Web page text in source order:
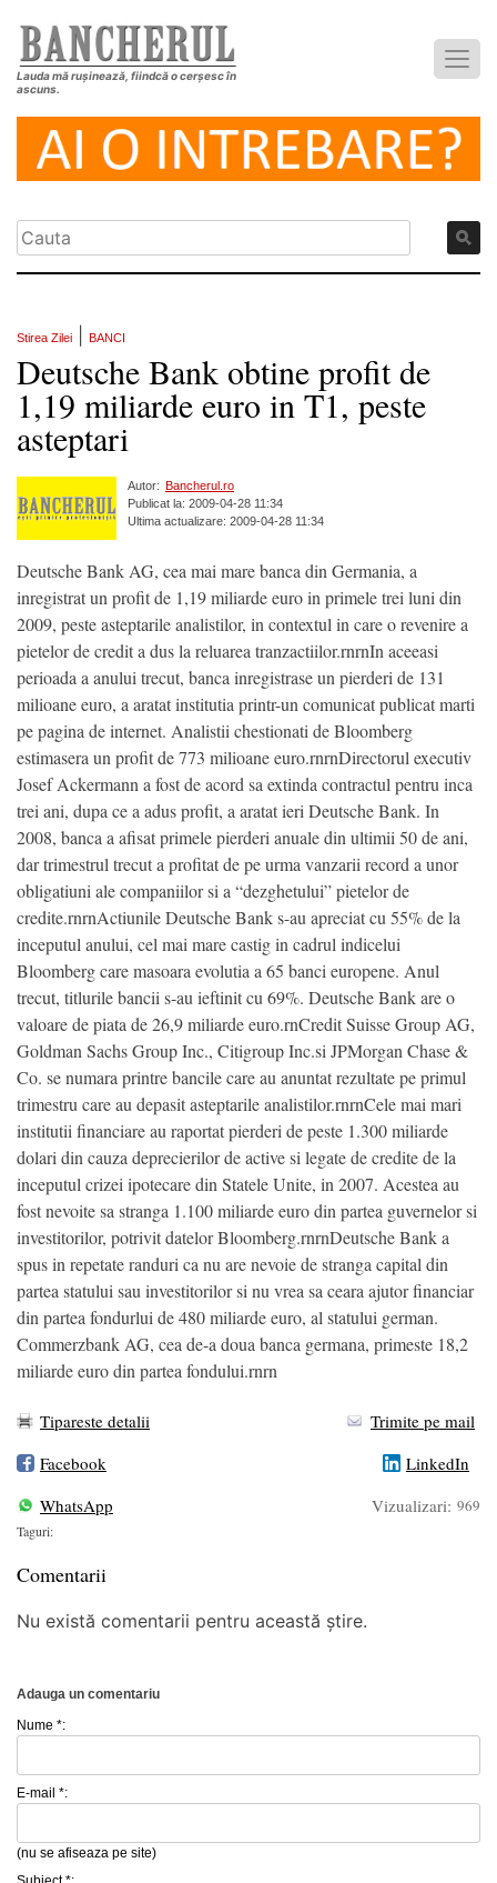
Lauda mă rușinează, fiindcă o cerșesc în
ascuns.
Stirea Zilei BANCI
Deutsche Bank obtine profit de
1,19 miliarde euro in T1, peste
asteptari
Autor: Bancherul.ro
Publicat la: 2009-04-28 11:34
Ultima actualizare: 2009-04-28 11:34
Deutsche Bank AG, cea mai mare banca din Germania, a
inregistrat un profit de 1,19 miliarde euro in primele trei luni din
2009, peste asteptarile analistilor, in contextul in care o revenire a
pietelor de credit a dus la reluarea tranzactiilor.rnrnIn aceeasi
perioada a anului trecut, banca inregistrase un pierderi de 131
milioane euro, a aratat institutia printr-un comunicat publicat marti
pe pagina de internet. Analistii chestionati de Bloomberg
estimasera un profit de 773 milioane euro.rnrnDirectorul executiv
Josef Ackermann a fost de acord sa extinda contractul pentru inca
trei ani, dupa ce a adus profit, a aratat ieri Deutsche Bank. In
2008, banca a afisat primele pierderi anuale din ultimii 50 de ani,
dar trimestrul trecut a profitat de pe urma vanzarii record a unor
obligatiuni ale companiilor si a “dezghetului” pietelor de
credite.rnrnActiunile Deutsche Bank s-au apreciat cu 55% de la
inceputul anului, cel mai mare castig in cadrul indicelui
Bloomberg care masoara evolutia a 65 banci europene. Anul
trecut, titlurile bancii s-au ieftinit cu 69%. Deutsche Bank are o
valoare de piata de 26,9 miliarde euro.rnCredit Suisse Group AG,
Goldman Sachs Group Inc., Citigroup Inc.si JPMorgan Chase &
Co. se numara printre bancile care au anuntat rezultate pe primul
trimestru care au depasit asteptarile analistilor.rnrnCele mai mari
institutii financiare au raportat pierderi de peste 1.300 miliarde
dolari din cauza deprecierilor de active si legate de credite de la
inceputul crizei ipotecare din Statele Unite, in 2007. Acestea au
fost nevoite sa stranga 1.100 miliarde euro din partea guvernelor si
investitorilor, potrivit datelor Bloomberg.rnrnDeutsche Bank a
spus in repetate randuri ca nu are nevoie de stranga capital din
partea statului sau investitorilor si nu vrea sa ceara ajutor financiar
din partea fondurlui de 480 miliarde euro, al statului german.
Commerzbank AG, cea de-a doua banca germana, primeste 18,2
miliarde euro din partea fondului.rnrn
Tipareste detalii
Trimite pe mail
Facebook
LinkedIn
WhatsApp
Vizualizari: 969
Taguri:
Comentarii
Nu există comentarii pentru această știre.
Adauga un comentariu
Nume *:
E-mail *:
(nu se afiseaza pe site)